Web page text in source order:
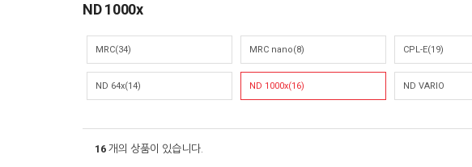
ND 1000x
MRC(34) MRC nano(8) CPL-E(19)
ND 64x(14) ND 1000x(16) ND VARIO
16 개의 상품이 있습니다.